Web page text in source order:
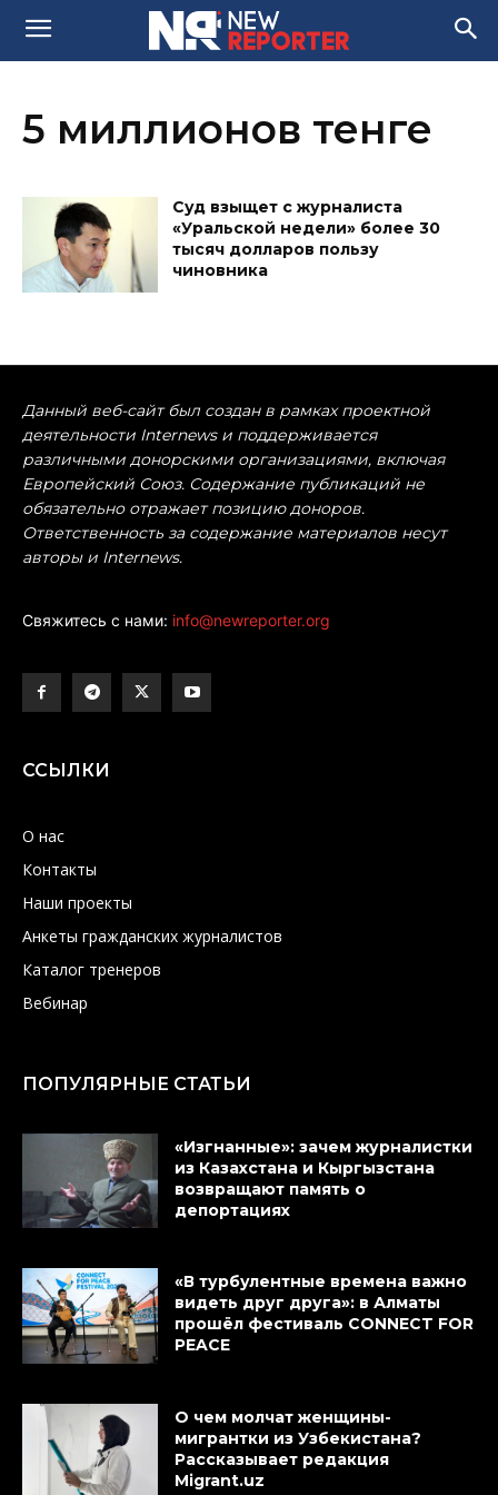
5 миллионов тенге
Суд взыщет с журналиста
«Уральской недели» более 30
тысяч долларов пользу
чиновника
Данный веб-сайт был создан в рамках проектной
деятельности Internews и поддерживается
различными донорскими организациями, включая
Европейский Союз. Содержание публикаций не
обязательно отражает позицию доноров.
Ответственность за содержание материалов несут
авторы и Internews.
Свяжитесь с нами: info@newreporter.org
ССЫЛКИ
О нас
Контакты
Наши проекты
Анкеты гражданских журналистов
Каталог тренеров
Вебинар
ПОПУЛЯРНЫЕ СТАТЬИ
«Изгнанные»: зачем журналистки
из Казахстана и Кыргызстана
возвращают память о
депортациях
«В турбулентные времена важно
видеть друг друга»: в Алматы
прошёл фестиваль CONNECT FOR
PEACE
О чем молчат женщины-
мигрантки из Узбекистана?
Рассказывает редакция
Migrant.uz